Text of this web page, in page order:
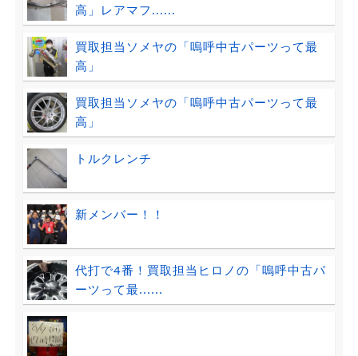
高」レアマフ......
買取担当ソメヤの「嗚呼中古パーツって最
高」
買取担当ソメヤの「嗚呼中古パーツって最
高」
トルクレンチ
新メンバー！！
代打で4番！買取担当ヒロノの「嗚呼中古パ
ーツって最......